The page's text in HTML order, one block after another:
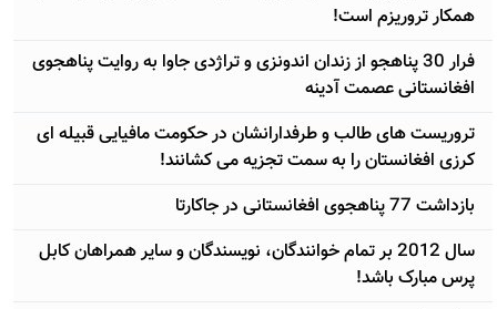
همکار تروریزم است!
فرار 30 پناهجو از زندان اندونزی و تراژدی جاوا به روایت پناهجوی
افغانستانی عصمت آدینه
تروریست های طالب و طرفدارانشان در حکومت مافیایی قبیله ای
کرزی افغانستان را به سمت تجزیه می کشانند!
بازداشت 77 پناهجوی افغانستانی در جاکارتا
سال 2012 بر تمام خوانندگان، نویسندگان و سایر همراهان کابل
پرس مبارک باشد!